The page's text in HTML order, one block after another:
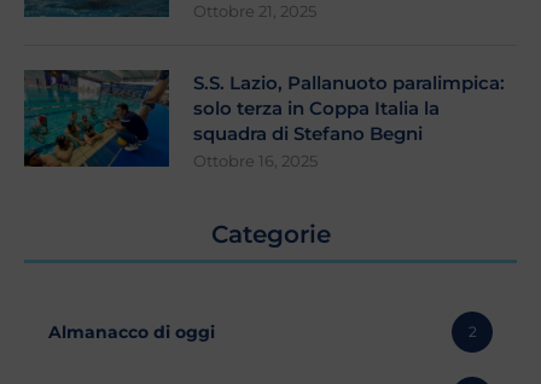
Ottobre 21, 2025
S.S. Lazio, Pallanuoto paralimpica:
solo terza in Coppa Italia la
squadra di Stefano Begni
Ottobre 16, 2025
Categorie
Almanacco di oggi 2